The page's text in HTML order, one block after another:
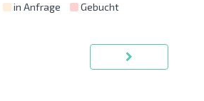
in Anfrage Gebucht